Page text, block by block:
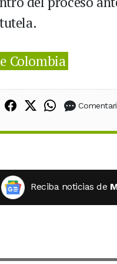
Colombia
Compartir en
Compartir en
Compartir
Reciba noticias de